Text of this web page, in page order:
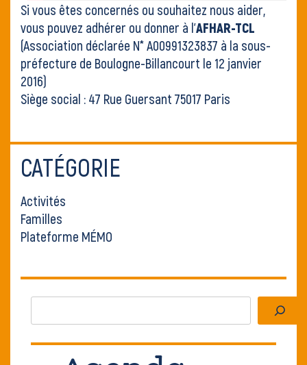
Si vous êtes concernés ou souhaitez nous aider,
vous pouvez adhérer ou donner à l’AFHAR-TCL
(Association déclarée N* A00991323837 à la sous-
préfecture de Boulogne-Billancourt le 12 janvier
2016)
Siège social : 47 Rue Guersant 75017 Paris
CATÉGORIE
Activités
Familles
Plateforme MÉMO